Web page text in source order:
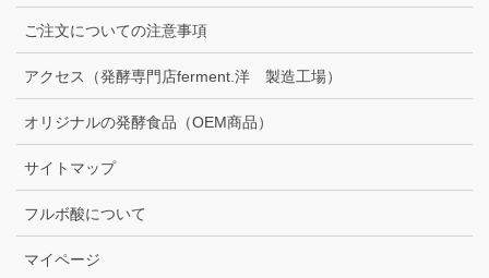
ご注文についての注意事項
アクセス（発酵専門店ferment.洋 製造工場）
オリジナルの発酵食品（OEM商品）
サイトマップ
フルボ酸について
マイページ